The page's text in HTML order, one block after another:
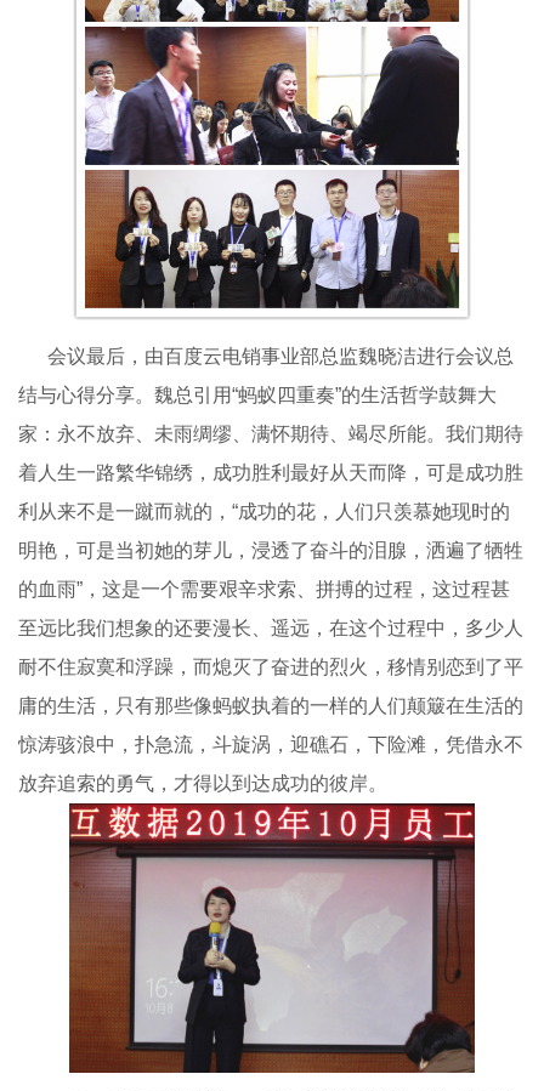
会议最后，由百度云电销事业部总监魏晓洁进行会议总
结与心得分享。魏总引用“蚂蚁四重奏”的生活哲学鼓舞大
家：永不放弃、未雨绸缪、满怀期待、竭尽所能。我们期待
着人生一路繁华锦绣，成功胜利最好从天而降，可是成功胜
利从来不是一蹴而就的，“成功的花，人们只羡慕她现时的
明艳，可是当初她的芽儿，浸透了奋斗的泪腺，洒遍了牺牲
的血雨”，这是一个需要艰辛求索、拼搏的过程，这过程甚
至远比我们想象的还要漫长、遥远，在这个过程中，多少人
耐不住寂寞和浮躁，而熄灭了奋进的烈火，移情别恋到了平
庸的生活，只有那些像蚂蚁执着的一样的人们颠簸在生活的
惊涛骇浪中，扑急流，斗旋涡，迎礁石，下险滩，凭借永不
放弃追索的勇气，才得以到达成功的彼岸。